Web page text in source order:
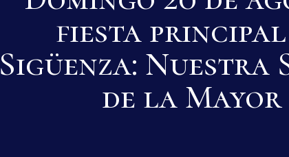
fiesta principal
Sigüenza: Nuestra
de la Mayor